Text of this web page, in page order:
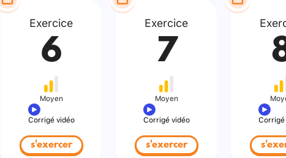
Exercice
6
Moyen
Corrigé vidéo
s'exercer
Exercice
7
Moyen
Corrigé vidéo
s'exercer